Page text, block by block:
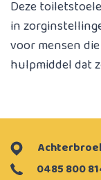
Deze
in
voor mensen
hulpmiddel dat
0485 800